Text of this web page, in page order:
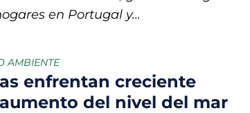
en Portugal y...
AMBIENTE
enfrentan creciente
del nivel del mar